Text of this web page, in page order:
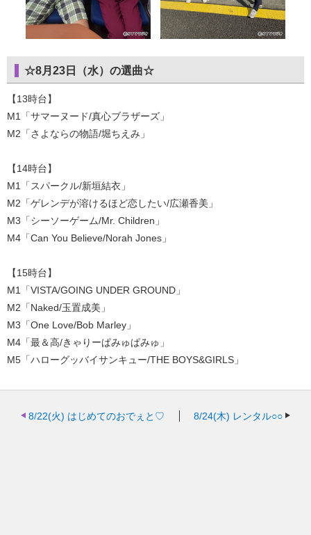
☆8月23日（水）の選曲☆
【13時台】
M1「サマーヌード/真心ブラザーズ」
M2「さよならの物語/堀ちえみ」
【14時台】
M1「スパークル/新垣結衣」
M2「ゲレンデが溶けるほど恋したい/広瀬香美」
M3「シーソーゲーム/Mr. Children」
M4「Can You Believe/Norah Jones」
【15時台】
M1「VISTA/GOING UNDER GROUND」
M2「Naked/玉置成美」
M3「One Love/Bob Marley」
M4「最＆高/きゃりーぱみゅぱみゅ」
M5「ハローグッバイサンキュー/THE BOYS&GIRLS」
8/22(火) はじめてのおでぇと♡ 8/24(木) レンタル○○